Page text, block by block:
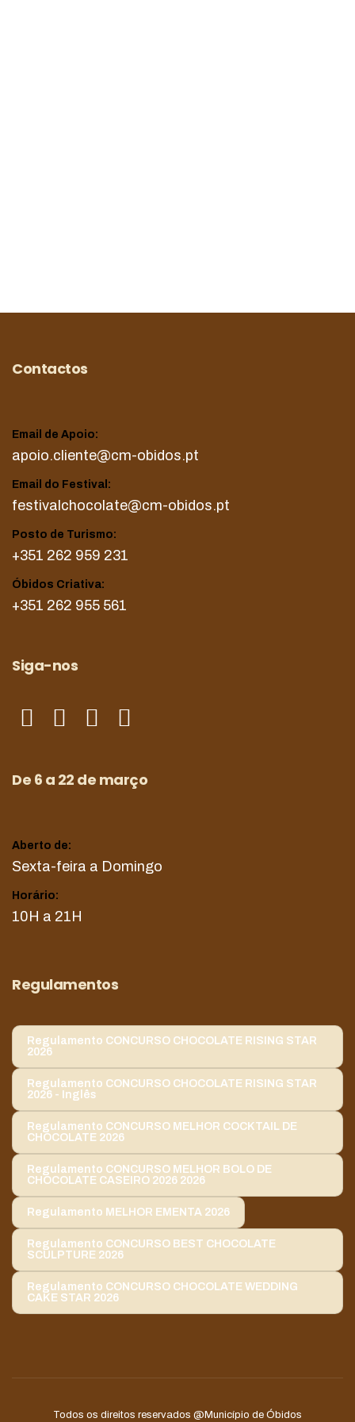
Contactos
Email de Apoio:
apoio.cliente@cm-obidos.pt
Email do Festival:
festivalchocolate@cm-obidos.pt
Posto de Turismo:
+351 262 959 231
Óbidos Criativa:
+351 262 955 561
Siga-nos
De 6 a 22 de março
Aberto de:
Sexta-feira a Domingo
Horário:
10H a 21H
Regulamentos
Regulamento CONCURSO CHOCOLATE RISING STAR
2026
Regulamento CONCURSO CHOCOLATE RISING STAR
2026 - Inglês
Regulamento CONCURSO MELHOR COCKTAIL DE
CHOCOLATE 2026
Regulamento CONCURSO MELHOR BOLO DE
CHOCOLATE CASEIRO 2026 2026
Regulamento MELHOR EMENTA 2026
Regulamento CONCURSO BEST CHOCOLATE
SCULPTURE 2026
Regulamento CONCURSO CHOCOLATE WEDDING
CAKE STAR 2026
Todos os direitos reservados @Município de Óbidos